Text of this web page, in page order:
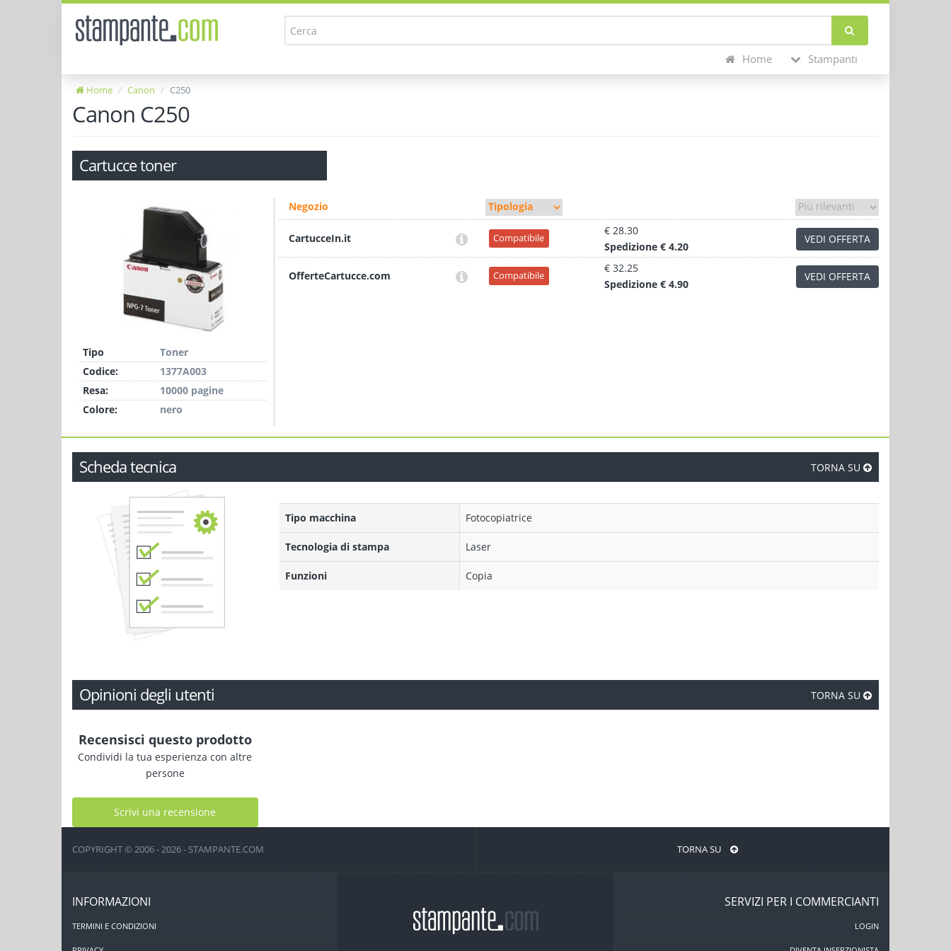
Home Stampanti
Home Canon C250
Canon C250
Cartucce toner
Tipo
Toner
Codice:
1377A003
Resa:
10000 pagine
Colore:
nero
Negozio
CartucceIn.it Compatibile
€ 28.30
Spedizione € 4.20
VEDI OFFERTA
OfferteCartucce.com Compatibile
€ 32.25
Spedizione € 4.90
VEDI OFFERTA
Scheda tecnica TORNA SU
Tipo macchina Fotocopiatrice
Tecnologia di stampa Laser
Funzioni Copia
Opinioni degli utenti TORNA SU
Recensisci questo prodotto
Condividi la tua esperienza con altre
persone
Scrivi una recensione
COPYRIGHT © 2006 - 2026 - STAMPANTE.COM TORNA SU
INFORMAZIONI
TERMINI E CONDIZIONI
SERVIZI PER I COMMERCIANTI
LOGIN